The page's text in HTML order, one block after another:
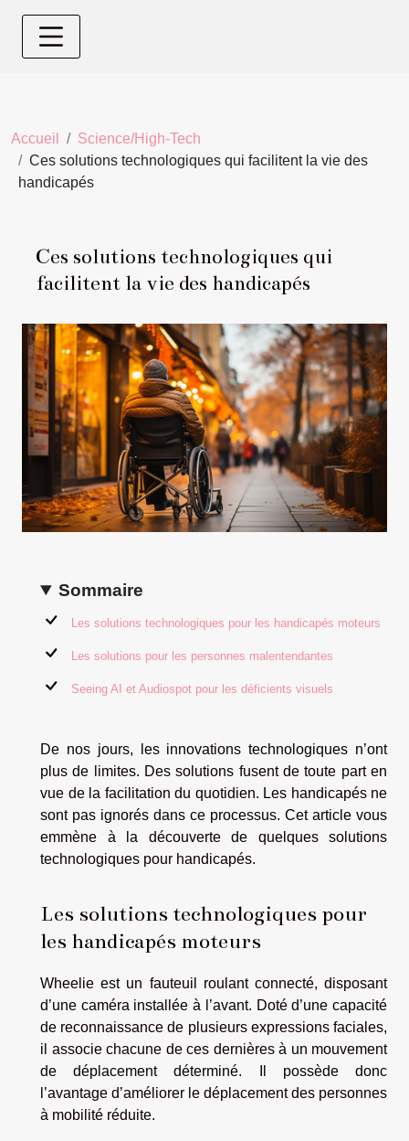
Accueil
Science/High-Tech
Ces solutions technologiques qui facilitent la vie des
handicapés
Ces solutions technologiques qui
facilitent la vie des handicapés
Sommaire
Les solutions technologiques pour les handicapés moteurs
Les solutions pour les personnes malentendantes
Seeing AI et Audiospot pour les déficients visuels
De nos jours, les innovations technologiques n’ont
plus de limites. Des solutions fusent de toute part en
vue de la facilitation du quotidien. Les handicapés ne
sont pas ignorés dans ce processus. Cet article vous
emmène à la découverte de quelques solutions
technologiques pour handicapés.
Les solutions technologiques pour
les handicapés moteurs
Wheelie est un fauteuil roulant connecté, disposant
d’une caméra installée à l’avant. Doté d’une capacité
de reconnaissance de plusieurs expressions faciales,
il associe chacune de ces dernières à un mouvement
de déplacement déterminé. Il possède donc
l’avantage d’améliorer le déplacement des personnes
à mobilité réduite.